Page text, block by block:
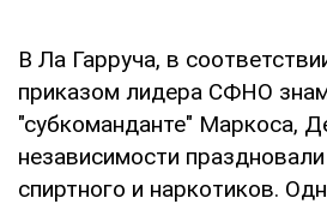
В Ла Гарруча, в
приказом лидера СФНО
"субкоманданте" Маркоса,
независимости
спиртного и наркотиков.